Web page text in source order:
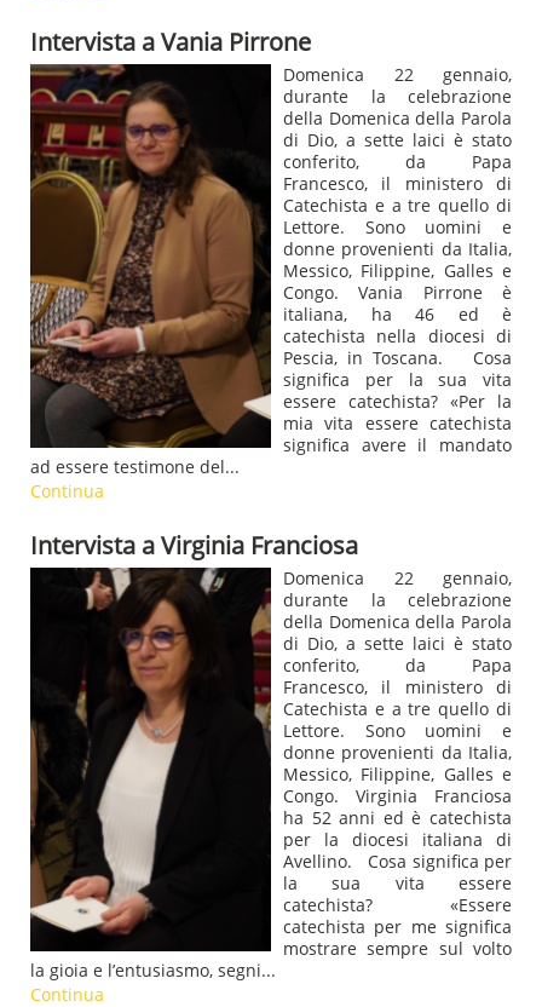
Intervista a Vania Pirrone
Domenica 22 gennaio,
durante la celebrazione
della Domenica della Parola
di Dio, a sette laici è stato
conferito, da Papa
Francesco, il ministero di
Catechista e a tre quello di
Lettore. Sono uomini e
donne provenienti da Italia,
Messico, Filippine, Galles e
Congo. Vania Pirrone è
italiana, ha 46 ed è
catechista nella diocesi di
Pescia, in Toscana. Cosa
significa per la sua vita
essere catechista? «Per la
mia vita essere catechista
significa avere il mandato
ad essere testimone del...
Continua
Intervista a Virginia Franciosa
Domenica 22 gennaio,
durante la celebrazione
della Domenica della Parola
di Dio, a sette laici è stato
conferito, da Papa
Francesco, il ministero di
Catechista e a tre quello di
Lettore. Sono uomini e
donne provenienti da Italia,
Messico, Filippine, Galles e
Congo. Virginia Franciosa
ha 52 anni ed è catechista
per la diocesi italiana di
Avellino. Cosa significa per
la sua vita essere
catechista? «Essere
catechista per me significa
mostrare sempre sul volto
la gioia e l’entusiasmo, segni...
Continua